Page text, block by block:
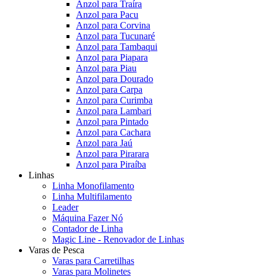
Anzol para Traíra
Anzol para Pacu
Anzol para Corvina
Anzol para Tucunaré
Anzol para Tambaqui
Anzol para Piapara
Anzol para Piau
Anzol para Dourado
Anzol para Carpa
Anzol para Curimba
Anzol para Lambari
Anzol para Pintado
Anzol para Cachara
Anzol para Jaú
Anzol para Pirarara
Anzol para Piraíba
Linhas
Linha Monofilamento
Linha Multifilamento
Leader
Máquina Fazer Nó
Contador de Linha
Magic Line - Renovador de Linhas
Varas de Pesca
Varas para Carretilhas
Varas para Molinetes